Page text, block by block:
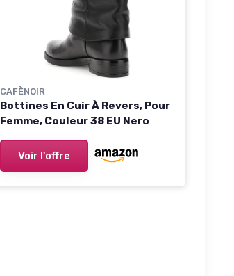
CAFÈNOIR
Bottines En Cuir À Revers, Pour
Femme, Couleur 38 EU Nero
Voir l'offre